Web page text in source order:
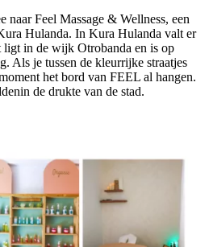
naar Feel Massage & Wellness, een
Hulanda. In Kura Hulanda valt er
ligt in de wijk Otrobanda en is op
Als je tussen de kleurrijke straatjes
het bord van FEEL al hangen.
de drukte van de stad.